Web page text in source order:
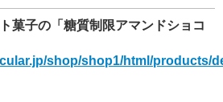
菓子の「糖質制限アマンドショコ
shop/shop1/html/products/